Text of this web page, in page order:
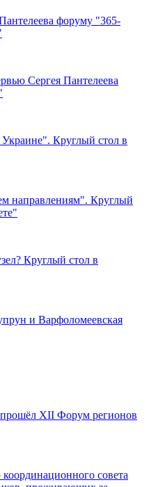
форуму "365-
Сергея Пантелеева
Круглый стол в
направлениям". Круглый
Круглый стол в
и Варфоломеевская
XII Форум регионов
совета